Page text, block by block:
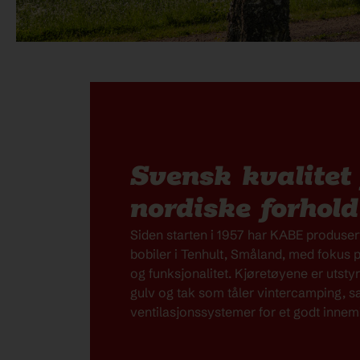
fra
siden
Når du investerer i
tilpasset vårt
med over 65 års
både nye og brukte
Svensk kvalitet
nordiske forhold
Siden starten i 1957 har KABE
bobiler i Tenhult, Småland, med fokus
og funksjonalitet. Kjøretøyene er
gulv og tak som tåler vintercamping,
ventilasjonssystemer for et godt